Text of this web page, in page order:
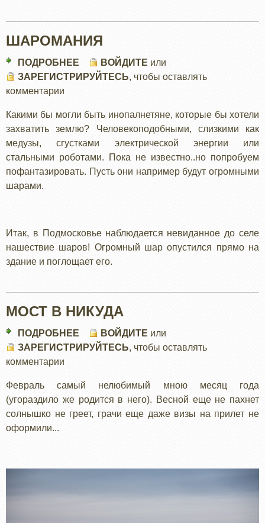
ШАРОМАНИЯ
ПОДРОБНЕЕ
ШАРОМАНИЯ
ВОЙДИТЕ или
ЗАРЕГИСТРИРУЙТЕСЬ, чтобы оставлять
комментарии
Какими бы могли быть инопалнетяне, которые бы хотели
захватить землю? Человекоподобными, слизкими как
медузы, сгустками электрической энергии или
стальными роботами. Пока не известно..но попробуем
пофантазировать. Пусть они например будут огромными
шарами.
Итак, в Подмосковье наблюдается невиданное до селе
нашествие шаров! Огромный шар опустился прямо на
здание и поглощает его.
МОСТ В НИКУДА
ПОДРОБНЕЕ
МОСТ
ВОЙДИТЕ или
ЗАРЕГИСТРИРУЙТЕСЬ, чтобы оставлять
комментарии
Февраль самый нелюбимый мною месяц года
(угораздило же родится в него). Весной еще не пахнет
солнышко не греет, грачи еще даже визы на прилет не
оформили...